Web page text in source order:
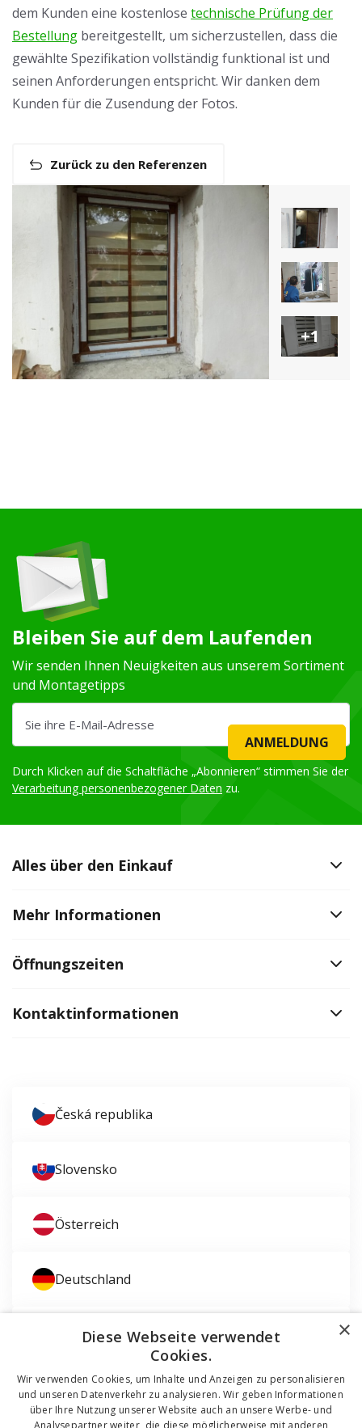
dem Kunden eine kostenlose technische Prüfung der
Bestellung bereitgestellt, um sicherzustellen, dass die
gewählte Spezifikation vollständig funktional ist und
seinen Anforderungen entspricht. Wir danken dem
Kunden für die Zusendung der Fotos.
Zurück zu den Referenzen
+1
Bleiben Sie auf dem Laufenden
Wir senden Ihnen Neuigkeiten aus unserem Sortiment
und Montagetipps
ANMELDUNG
Durch Klicken auf die Schaltfläche „Abonnieren“ stimmen Sie der
Verarbeitung personenbezogener Daten zu.
Alles über den Einkauf
Mehr Informationen
Öffnungszeiten
Kontaktinformationen
Česká republika
Slovensko
Österreich
Deutschland
Magyarország ×
Diese Webseite verwendet
Cookies.
Wir verwenden Cookies, um Inhalte und Anzeigen zu personalisieren
und unseren Datenverkehr zu analysieren. Wir geben Informationen
über Ihre Nutzung unserer Website auch an unsere Werbe- und
Analysepartner weiter, die diese möglicherweise mit anderen